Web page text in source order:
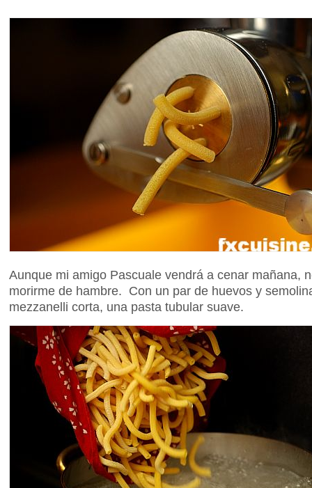
Aunque mi amigo Pascuale vendrá a cenar mañana,
morirme de hambre. Con un par de huevos y
mezzanelli corta, una pasta tubular suave.